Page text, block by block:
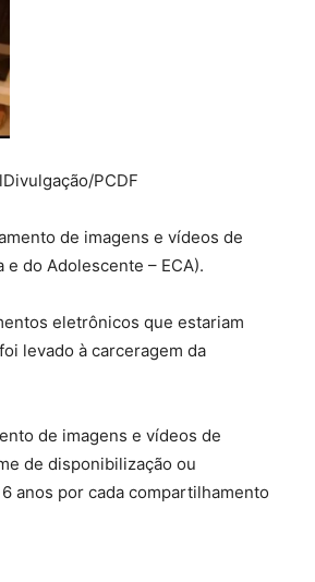
Divulgação/PCDF
de imagens e vídeos de
do Adolescente – ECA).
eletrônicos que estariam
levado à carceragem da
de imagens e vídeos de
de disponibilização ou
anos por cada compartilhamento